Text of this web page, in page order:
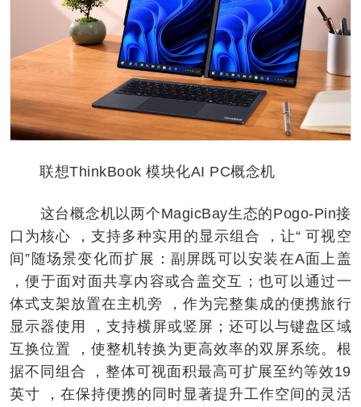
联想ThinkBook 模块化AI PC概念机
这台概念机以两个MagicBay生态的Pogo-Pin接
口为核心 ，支持多种实用的显⽰组合 ，让“ 可视空
间”随场景变化而扩展：副屏既可以安装在A面上盖
，便于面对面共享内容或合盖交互；也可以通过一
体式支架放置在主机旁 ，作为完整集成的便携旅行
显⽰器使用 ，支持横屏或竖屏；还可以与键盘区域
互换位置 ，使整机转换为更高效率的双屏系统。根
据不同组合 ，整体可视面积最高可扩展至约等效19
英寸 ，在保持便携的同时显著提升工作空间的灵活